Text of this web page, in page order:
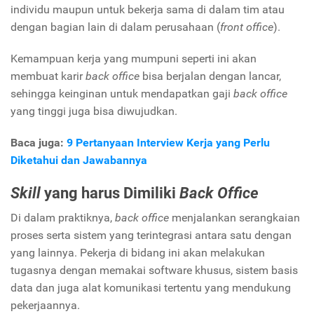
individu maupun untuk bekerja sama di dalam tim atau
dengan bagian lain di dalam perusahaan (front office).
Kemampuan kerja yang mumpuni seperti ini akan
membuat karirback office bisa berjalan dengan lancar,
sehingga keinginan untuk mendapatkan gaji back office
yang tinggi juga bisa diwujudkan.
Baca juga: 9 Pertanyaan Interview Kerja yang Perlu
Diketahui dan Jawabannya
Skillyang harus Dimiliki Back Office
Di dalam praktiknya, back office menjalankan serangkaian
proses serta sistem yang terintegrasi antara satu dengan
yang lainnya. Pekerja di bidang ini akan melakukan
tugasnya dengan memakai software khusus, sistem basis
data dan juga alat komunikasi tertentu yang mendukung
pekerjaannya.